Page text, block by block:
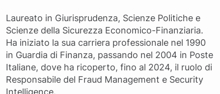
Laureato in Giurisprudenza, Scienze Politiche e
Scienze della Sicurezza Economico-Finanziaria.
Ha iniziato la sua carriera professionale nel 1990
in Guardia di Finanza, passando nel 2004 in Poste
Italiane, dove ha ricoperto, fino al 2024, il ruolo di
Responsabile del Fraud Management e Security
Intelligence.